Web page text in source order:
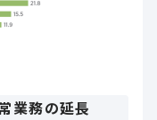
業務の延長